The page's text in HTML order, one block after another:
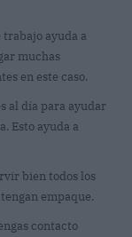
ayuda a
muchas
en este caso.
al día para ayudar
Esto ayuda a
bien todos los
empaque.
contacto